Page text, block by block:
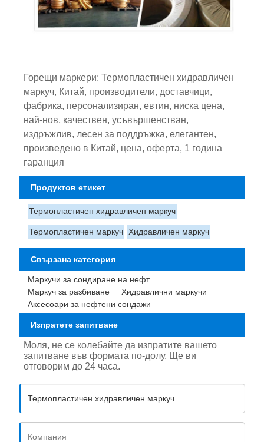
Горещи маркери: Термопластичен хидравличен
маркуч, Китай, производители, доставчици,
фабрика, персонализиран, евтин, ниска цена,
най-нов, качествен, усъвършенстван,
издръжлив, лесен за поддръжка, елегантен,
произведено в Китай, цена, оферта, 1 година
гаранция
Продуктов етикет
Термопластичен хидравличен маркуч
Термопластичен маркуч Хидравличен маркуч
Свързана категория
Маркучи за сондиране на нефт
Маркуч за разбиване
Хидравлични маркучи
Аксесоари за нефтени сондажи
Изпратете запитване
Моля, не се колебайте да изпратите вашето
запитване във формата по-долу. Ще ви
отговорим до 24 часа.